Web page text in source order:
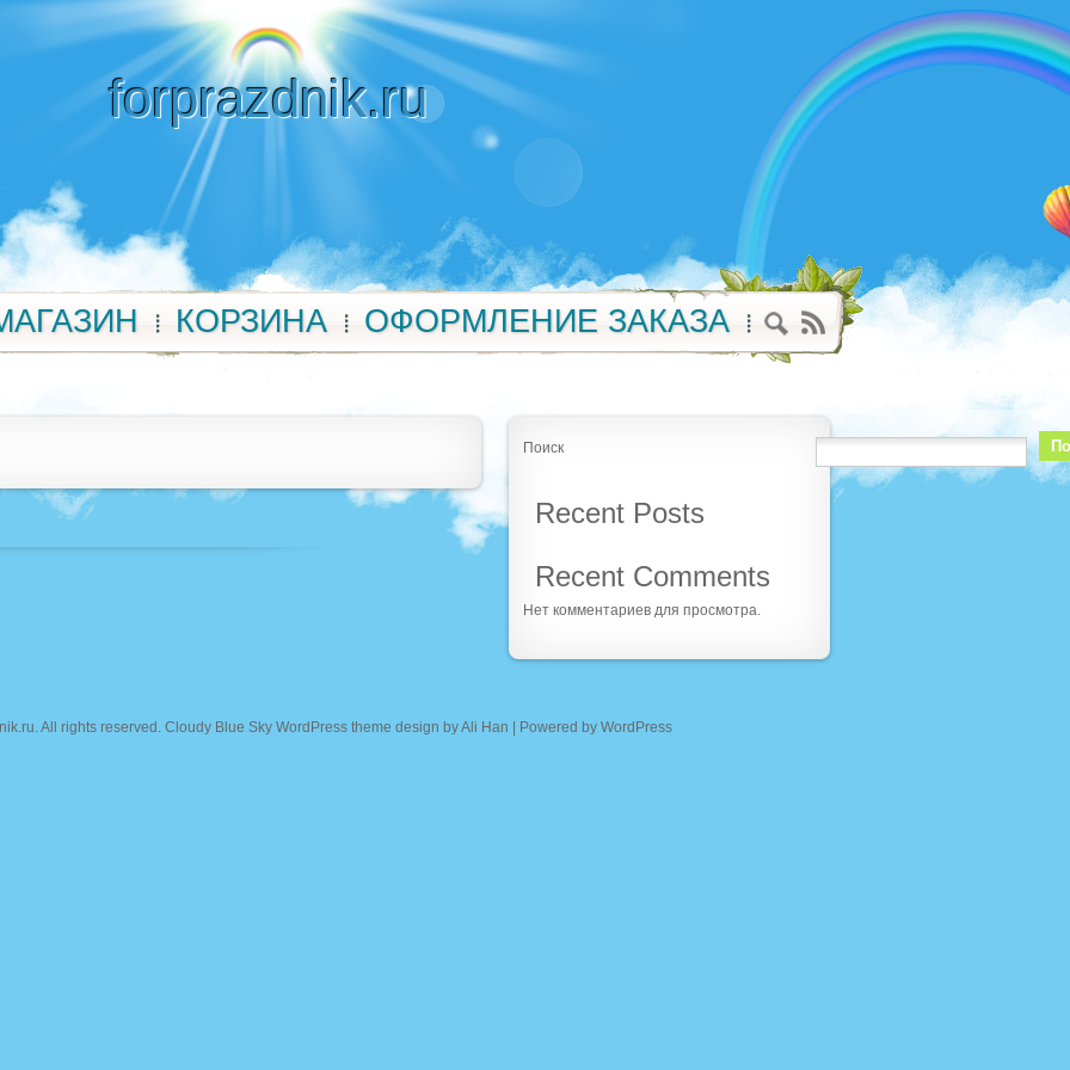
forprazdnik.ru
КОРЗИНА ОФОРМЛЕНИЕ ЗАКАЗА
Поиск
Recent Posts
Recent Comments
Нет комментариев для просмотра.
. All rights reserved. Cloudy Blue Sky WordPress theme design byAli Han | Powered by WordPress